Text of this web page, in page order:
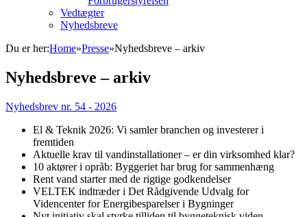
Vedtægter
Nyhedsbreve
Du er her:Home»Presse»Nyhedsbreve – arkiv
Nyhedsbreve – arkiv
Nyhedsbrev nr. 54 - 2026
El & Teknik 2026: Vi samler branchen og investerer i
fremtiden
Aktuelle krav til vandinstallationer – er din virksomhed klar?
10 aktører i opråb: Byggeriet har brug for sammenhæng
Rent vand starter med de rigtige godkendelser
VELTEK indtræder i Det Rådgivende Udvalg for
Videncenter for Energibesparelser i Bygninger